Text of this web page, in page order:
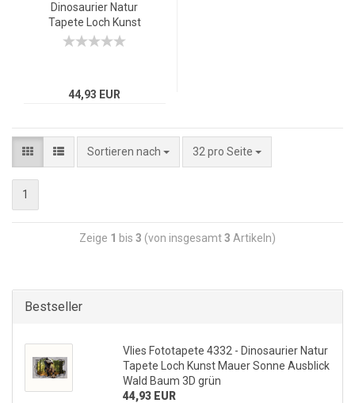
Dinosaurier Natur
Tapete Loch Kunst
Mauer Sonne Ausblick
44,93 EUR
Sortieren nach 32 pro Seite
1
Zeige 1 bis 3 (von insgesamt3 Artikeln)
Bestseller
Vlies Fototapete 4332 - Dinosaurier Natur
Tapete Loch Kunst Mauer Sonne Ausblick
Wald Baum 3D grün
44,93 EUR